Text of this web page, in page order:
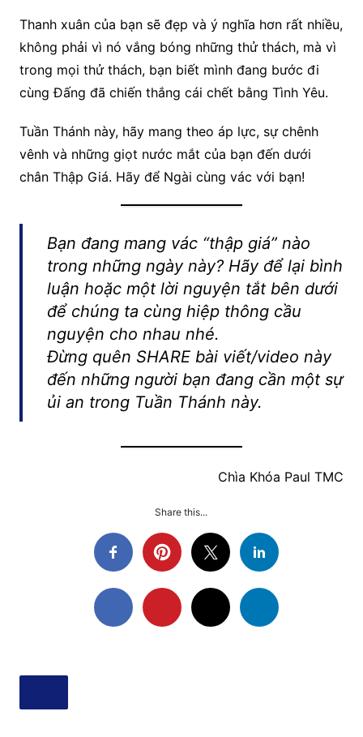
Thanh xuân của bạn sẽ đẹp và ý nghĩa hơn rất nhiều,
không phải vì nó vắng bóng những thử thách, mà vì
trong mọi thử thách, bạn biết mình đang bước đi
cùng Đấng đã chiến thắng cái chết bằng Tình Yêu.
Tuần Thánh này, hãy mang theo áp lực, sự chênh
vênh và những giọt nước mắt của bạn đến dưới
chân Thập Giá. Hãy để Ngài cùng vác với bạn!
Bạn đang mang vác “thập giá” nào
trong những ngày này? Hãy để lại bình
luận hoặc một lời nguyện tắt bên dưới
để chúng ta cùng hiệp thông cầu
nguyện cho nhau nhé.
Đừng quên SHARE bài viết/video này
đến những người bạn đang cần một sự
ủi an trong Tuần Thánh này.
Chìa Khóa Paul TMC
Share this...